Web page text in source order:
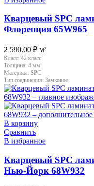
Кварцевый SPC
Флоренция 65W965
2 590.00 ₽ м²
Класс: 42 класс
Толщина: 4 мм
Материал: SPC
Тип соединения: Замковое
В корзину
Сравнить
В избранное
Кварцевый SPC
Нью-Йорк 68W932